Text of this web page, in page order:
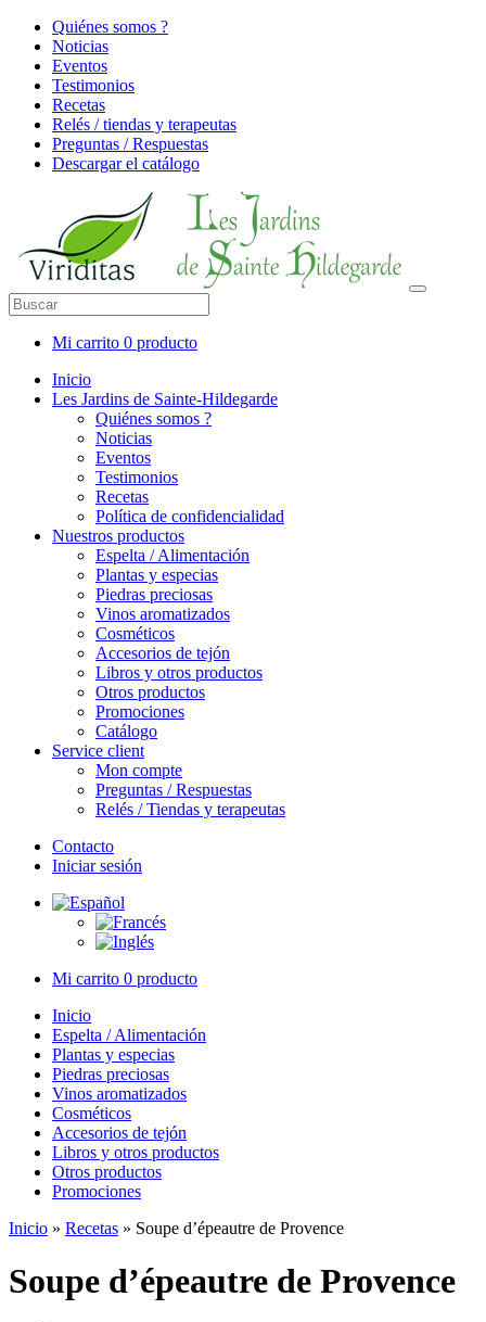
Quiénes somos ?
Noticias
Eventos
Testimonios
Recetas
Relés / tiendas y terapeutas
Preguntas / Respuestas
Descargar el catálogo
Mi carrito 0 producto
Inicio
Les Jardins de Sainte-Hildegarde
Quiénes somos ?
Noticias
Eventos
Testimonios
Recetas
Política de confidencialidad
Nuestros productos
Espelta / Alimentación
Plantas y especias
Piedras preciosas
Vinos aromatizados
Cosméticos
Accesorios de tejón
Libros y otros productos
Otros productos
Promociones
Catálogo
Service client
Mon compte
Preguntas / Respuestas
Relés / Tiendas y terapeutas
Contacto
Iniciar sesión
Mi carrito 0 producto
Inicio
Espelta / Alimentación
Plantas y especias
Piedras preciosas
Vinos aromatizados
Cosméticos
Accesorios de tejón
Libros y otros productos
Otros productos
Promociones
Inicio » Recetas » Soupe d’épeautre de Provence
Soupe d’épeautre de Provence